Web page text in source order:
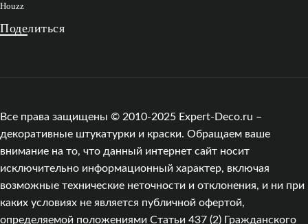
Houzz
Поделиться
Все права защищены © 2010-2025 Expert-Deco.ru –
декоративные штукатурки и краски. Обращаем ваше
внимание на то, что данный интернет сайт носит
исключительно информационный характер, включая
возможные технические неточности и отклонения, и ни при
каких условиях не является публичной офертой,
определяемой положениями Статьи 437 (2) Гражданского